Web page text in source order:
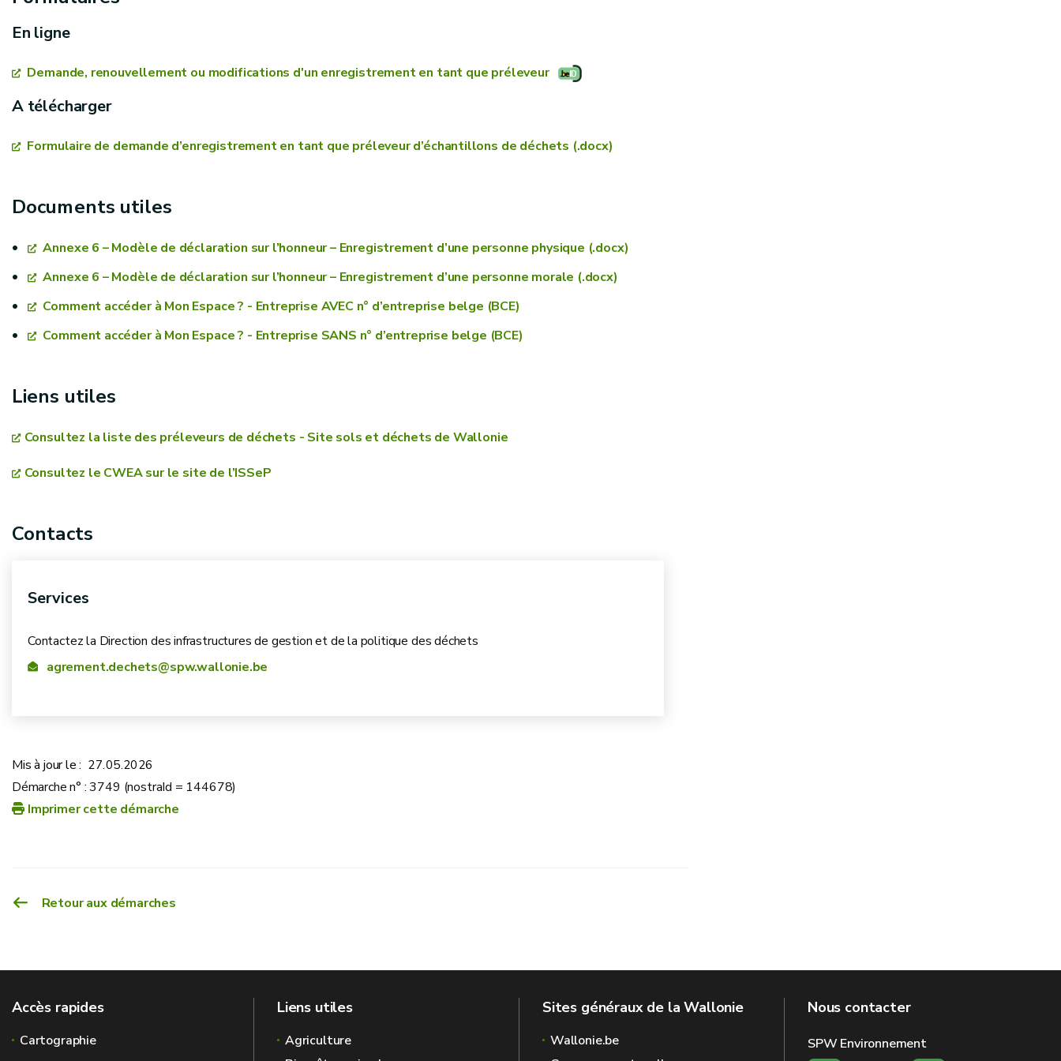
Envoyez une version scannée des documents signés par e-mail à
Une preuve d’enregistrement
Vos compétences
informatiques
Un contrat d’assurance
déchets
En ligne
Demande, renouvellement ou modifications d'un enregistrement en tant que préleveur
A télécharger
Formulaire de demande d’enregistrement en tant que préleveur d’échantillons de déchets (.docx)
Documents utiles
Annexe 6 – Modèle de déclaration sur l’honneur – Enregistrement d’une personne physique (.docx)
Annexe 6 – Modèle de déclaration sur l’honneur – Enregistrement d’une personne morale (.docx)
Comment accéder à Mon Espace ? - Entreprise AVEC n° d’entreprise belge (BCE)
Comment accéder à Mon Espace ? - Entreprise SANS n° d’entreprise belge (BCE)
Liens utiles
Consultez la liste des préleveurs de déchets - Site sols et déchets de Wallonie
Consultez le CWEA sur le site de l’ISSeP
Contacts
Services
Contactez la Direction des infrastructures de gestion et de la politique des déchets
agrement.dechets@spw.wallonie.be
Mis à jour le : 27.05.2026
Démarche n° : 3749 (nostraId = 144678)
Imprimer cette démarche
Retour aux démarches
Accès rapides
Cartographie
Liens utiles
Agriculture
Sites généraux de la Wallonie
Wallonie.be
Nous contacter
SPW Environnement